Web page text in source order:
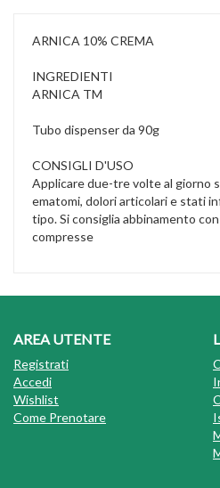
ARNICA 10% CREMA
INGREDIENTI
ARNICA TM
Tubo dispenser da 90g
CONSIGLI D'USO
Applicare due-tre volte al giorno
ematomi, dolori articolari e stati
tipo. Si consiglia abbinamento
compresse
AREA UTENTE
Registrati
Accedi
Wishlist
Come Prenotare